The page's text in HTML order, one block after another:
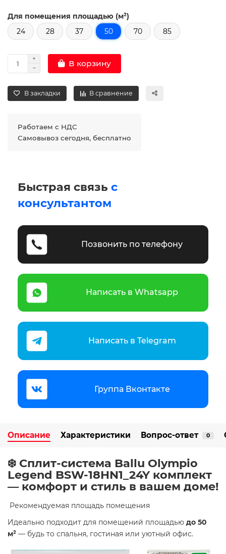
Для помещения площадью (м²)
24
28 37 50 70 85
В корзину
В закладки В сравнение
Работаем с НДС
Самовывоз сегодня, бесплатно
Быстрая связь с
консультантом
Позвонить по телефону
Написать в Whatsapp
Написать в Telegram
Группа Вконтакте
Описание Характеристики Вопрос-ответ 0
❄️ Сплит-система Ballu Olympio
Legend BSW-18HN1_24Y комплект
— комфорт и стиль в вашем доме!
​ Рекомендуемая площадь помещения
Идеально подходит для помещений площадью до 50
м² — будь то спальня, гостиная или уютный офис.